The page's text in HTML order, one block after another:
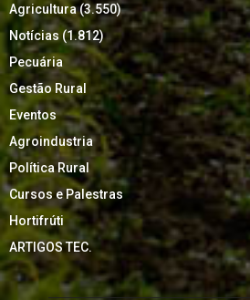
Agricultura(3.550)
Notícias (1.812)
Pecuária
Gestão Rural
Eventos
Agroindustria
Política Rural
Cursos e Palestras
Hortifrúti
ARTIGOS TEC.